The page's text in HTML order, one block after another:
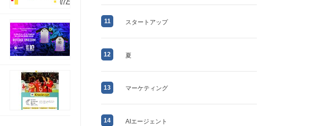
11 スタートアップ
12 夏
13 マーケティング
14 AIエージェント